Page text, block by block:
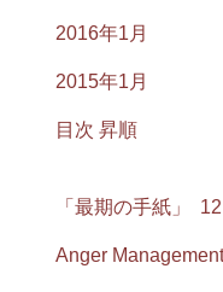
2016年1月
2015年1月
目次 昇順
「最期の手紙」
Anger Management